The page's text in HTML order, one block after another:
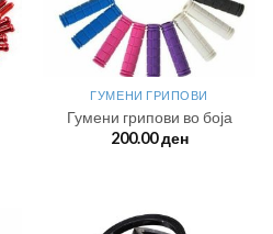
ГУМЕНИ ГРИПОВИ
Гумени грипови во боја
200.00ден